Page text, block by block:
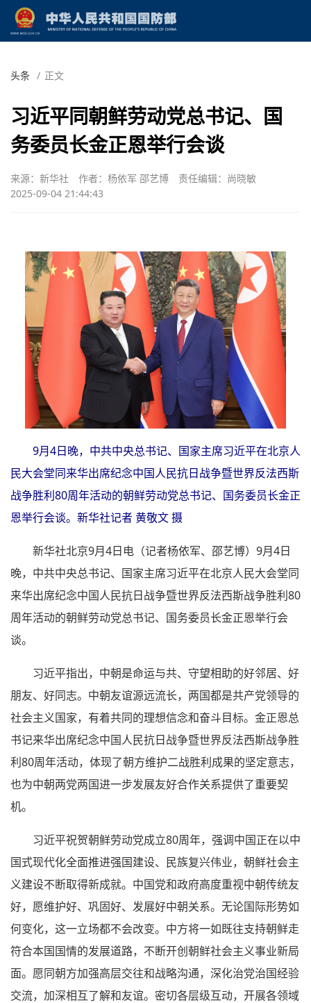
头条 / 正文
习近平同朝鲜劳动党总书记、国
务委员长金正恩举行会谈
来源：新华社 作者：杨依军 邵艺博
责任编辑：尚晓敏
2025-09-04 21:44:43
9月4日晚，中共中央总书记、国家主席习近平在北京人
民大会堂同来华出席纪念中国人民抗日战争暨世界反法西斯
战争胜利80周年活动的朝鲜劳动党总书记、国务委员长金正
恩举行会谈。新华社记者 黄敬文 摄
新华社北京9月4日电（记者杨依军、邵艺博）9月4日
晚，中共中央总书记、国家主席习近平在北京人民大会堂同
来华出席纪念中国人民抗日战争暨世界反法西斯战争胜利80
周年活动的朝鲜劳动党总书记、国务委员长金正恩举行会
谈。
习近平指出，中朝是命运与共、守望相助的好邻居、好
朋友、好同志。中朝友谊源远流长，两国都是共产党领导的
社会主义国家，有着共同的理想信念和奋斗目标。金正恩总
书记来华出席纪念中国人民抗日战争暨世界反法西斯战争胜
利80周年活动，体现了朝方维护二战胜利成果的坚定意志，
也为中朝两党两国进一步发展友好合作关系提供了重要契
机。
习近平祝贺朝鲜劳动党成立80周年，强调中国正在以中
国式现代化全面推进强国建设、民族复兴伟业，朝鲜社会主
义建设不断取得新成就。中国党和政府高度重视中朝传统友
好，愿维护好、巩固好、发展好中朝关系。无论国际形势如
何变化，这一立场都不会改变。中方将一如既往支持朝鲜走
符合本国国情的发展道路，不断开创朝鲜社会主义事业新局
面。愿同朝方加强高层交往和战略沟通，深化治党治国经验
交流，加深相互了解和友谊。密切各层级互动，开展各领域